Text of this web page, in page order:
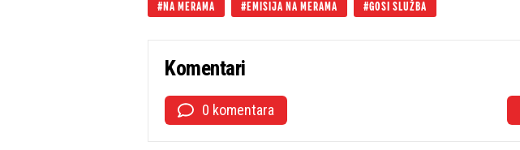
NA MERAMA EMISIJA NA MERAMA GOSI SLUŽBA
Komentari
0 komentara